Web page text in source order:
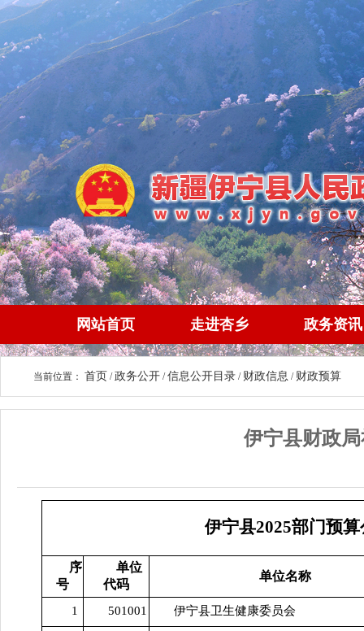
网站首页 走进杏乡 政务资讯
当前位置： 首页 /政务公开 /信息公开目录 / 财政信息 / 财政预算
伊宁县财政
伊宁县2025部门预
序
号
单位
代码
单位名称
1 501001 伊宁县卫生健康委员会